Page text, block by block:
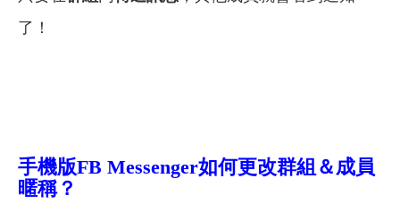
了！
手機版FB Messenger如何更改群組＆成員
暱稱？